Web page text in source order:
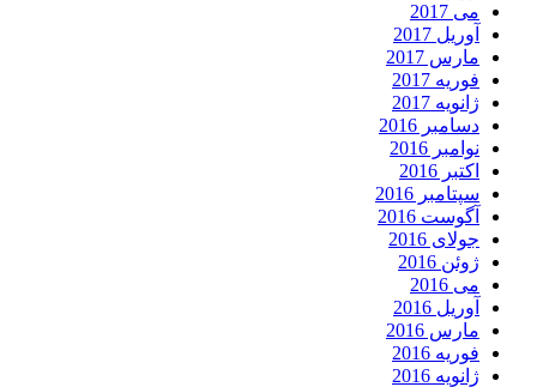
می 2017
آوریل 2017
مارس 2017
فوریه 2017
ژانویه 2017
دسامبر 2016
نوامبر 2016
اکتبر 2016
سپتامبر 2016
آگوست 2016
جولای 2016
ژوئن 2016
می 2016
آوریل 2016
مارس 2016
فوریه 2016
ژانویه 2016